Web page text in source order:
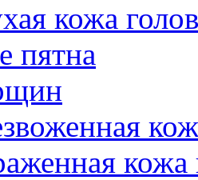
кожа
пятна
кожа